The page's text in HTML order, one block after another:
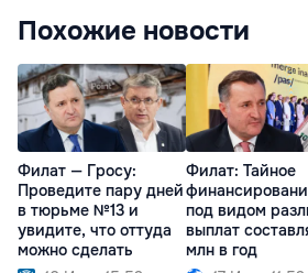
Похожие новости
Филат — Гросу:
Проведите пару дней
в тюрьме №13 и
увидите, что оттуда
можно сделать
Филат: Тайное
под видом
выплат
млн в год